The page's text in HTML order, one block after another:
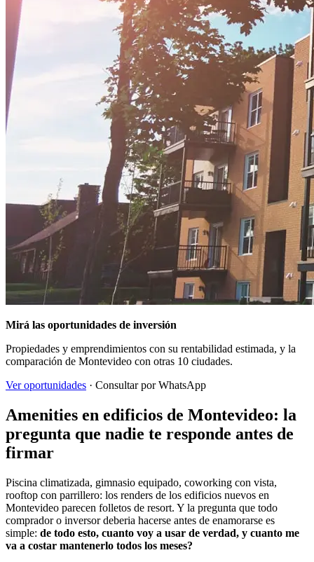
Mirá las oportunidades de inversión
Propiedades y emprendimientos con su rentabilidad estimada, y la
comparación de Montevideo con otras 10 ciudades.
Ver oportunidades · Consultar por WhatsApp
Amenities en edificios de Montevideo: la
pregunta que nadie te responde antes de
firmar
Piscina climatizada, gimnasio equipado, coworking con vista,
rooftop con parrillero: los renders de los edificios nuevos en
Montevideo parecen folletos de resort. Y la pregunta que todo
comprador o inversor deberia hacerse antes de enamorarse es
simple: de todo esto, cuanto voy a usar de verdad, y cuanto me
va a costar mantenerlo todos los meses?